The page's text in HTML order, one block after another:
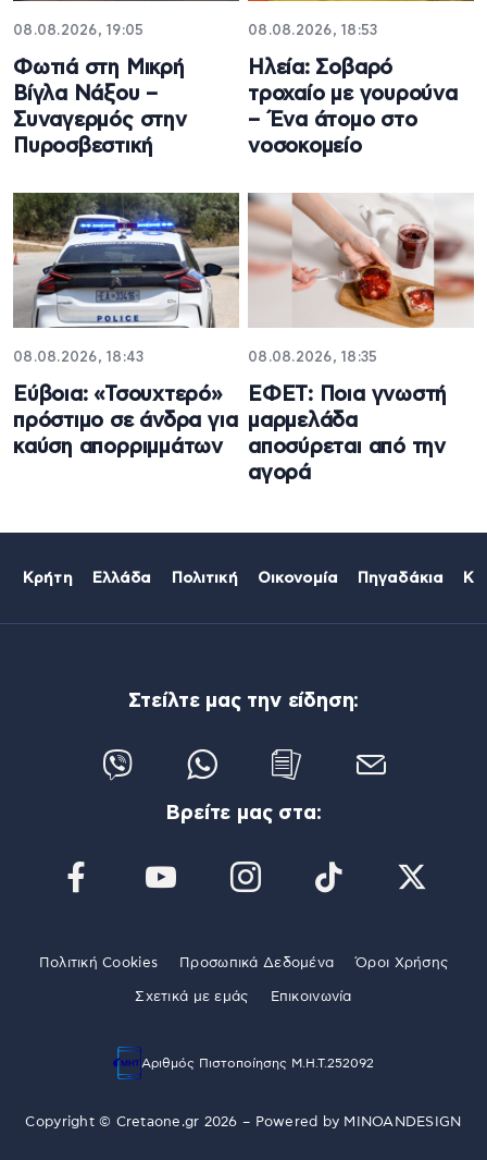
08.08.2026, 19:05
Φωτιά στη Μικρή
Βίγλα Νάξου –
Συναγερμός στην
Πυροσβεστική
08.08.2026, 18:53
Ηλεία: Σοβαρό
τροχαίο με γουρούνα
– Ένα άτομο στο
νοσοκομείο
08.08.2026, 18:43
Εύβοια: «Τσουχτερό»
πρόστιμο σε άνδρα για
καύση απορριμμάτων
08.08.2026, 18:35
ΕΦΕΤ: Ποια γνωστή
μαρμελάδα
αποσύρεται από την
αγορά
Κρήτη Ελλάδα Πολιτική Οικονομία Πηγαδάκια
Στείλτε μας την είδηση:
Βρείτε μας στα:
Πολιτική Cookies Προσωπικά Δεδομένα Όροι Χρήσης
Σχετικά με εμάς Επικοινωνία
Αριθμός Πιστοποίησης Μ.Η.Τ.252092
Copyright © Cretaone.gr 2026 – Powered by MINOANDESIGN